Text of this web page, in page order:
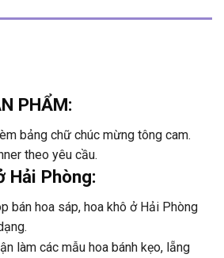
PHẨM:
bảng chữ chúc mừng tông cam.
theo yêu cầu.
Hải Phòng:
bán hoa sáp, hoa khô ở Hải Phòng
làm các mẫu hoa bánh kẹo, lẵng